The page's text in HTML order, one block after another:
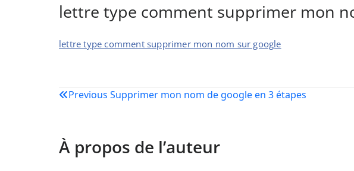
lettre type comment supprimer mon
lettre type comment supprimer mon nom sur google
Navigation
l’article
Previous Supprimer mon nom de google en 3 étapes
À propos de l’auteur